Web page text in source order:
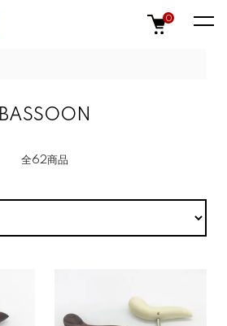
0
BASSOON
全62商品